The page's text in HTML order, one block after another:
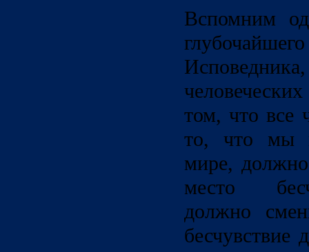
Вспомним
том, что все
то, что мы
мире,
место
должно
бесчувствие